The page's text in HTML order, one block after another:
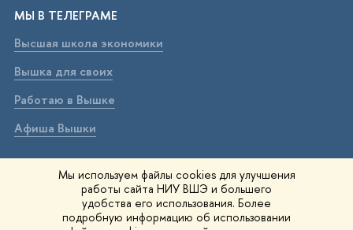
Мы используем файлы cookies для улучшения
работы сайта НИУ ВШЭ и большего
удобства его использования. Более
подробную информацию об использовании
МЫ В ТЕЛЕГРАМЕ
Высшая школа экономики
Вышка для своих
Работаю в Вышке
Афиша Вышки
ВЫШКА В МАХ
Высшая школа экономики